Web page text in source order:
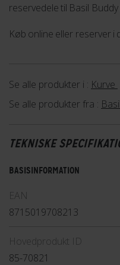
reservedele til Basil Buddy
Køb online eller reserver i
Se alle produkter i : Kurve
Se alle produkter fra : Basil
TEKNISKE
BASISINFORMATION
EAN
8715019708213
Hovedprodukt ID
85-70821